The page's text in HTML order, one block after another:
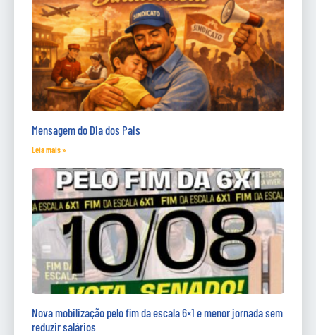
Mensagem do Dia dos Pais
Leia mais »
Nova mobilização pelo fim da escala 6×1 e menor jornada sem
reduzir salários